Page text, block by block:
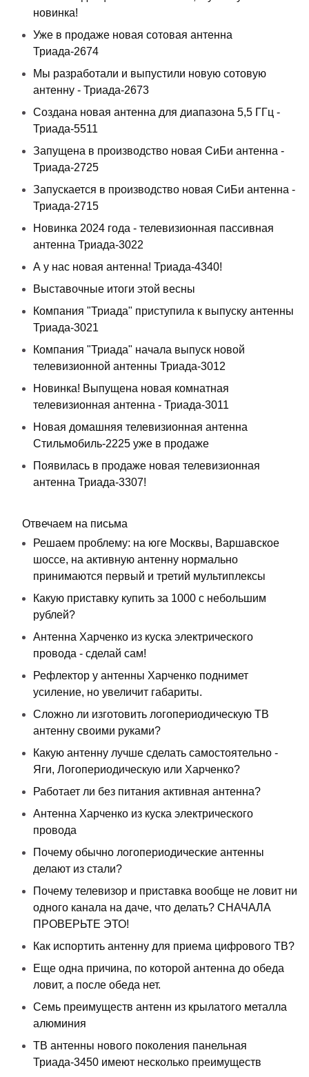
новинка!
Уже в продаже новая сотовая антенна
Триада-2674
Мы разработали и выпустили новую сотовую
антенну - Триада-2673
Создана новая антенна для диапазона 5,5 ГГц -
Триада-5511
Запущена в производство новая СиБи антенна -
Триада-2725
Запускается в производство новая СиБи антенна -
Триада-2715
Новинка 2024 года - телевизионная пассивная
антенна Триада-3022
А у нас новая антенна! Триада-4340!
Выставочные итоги этой весны
Компания "Триада" приступила к выпуску антенны
Триада-3021
Компания "Триада" начала выпуск новой
телевизионной антенны Триада-3012
Новинка! Выпущена новая комнатная
телевизионная антенна - Триада-3011
Новая домашняя телевизионная антенна
Стильмобиль-2225 уже в продаже
Появилась в продаже новая телевизионная
антенна Триада-3307!
Отвечаем на письма
Решаем проблему: на юге Москвы, Варшавское
шоссе, на активную антенну нормально
принимаются первый и третий мультиплексы
Какую приставку купить за 1000 с небольшим
рублей?
Антенна Харченко из куска электрического
провода - сделай сам!
Рефлектор у антенны Харченко поднимет
усиление, но увеличит габариты.
Сложно ли изготовить логопериодическую ТВ
антенну своими руками?
Какую антенну лучше сделать самостоятельно -
Яги, Логопериодическую или Харченко?
Работает ли без питания активная антенна?
Антенна Харченко из куска электрического
провода
Почему обычно логопериодические антенны
делают из стали?
Почему телевизор и приставка вообще не ловит ни
одного канала на даче, что делать? СНАЧАЛА
ПРОВЕРЬТЕ ЭТО!
Как испортить антенну для приема цифрового ТВ?
Еще одна причина, по которой антенна до обеда
ловит, а после обеда нет.
Семь преимуществ антенн из крылатого металла
алюминия
ТВ антенны нового поколения панельная
Триада-3450 имеют несколько преимуществ